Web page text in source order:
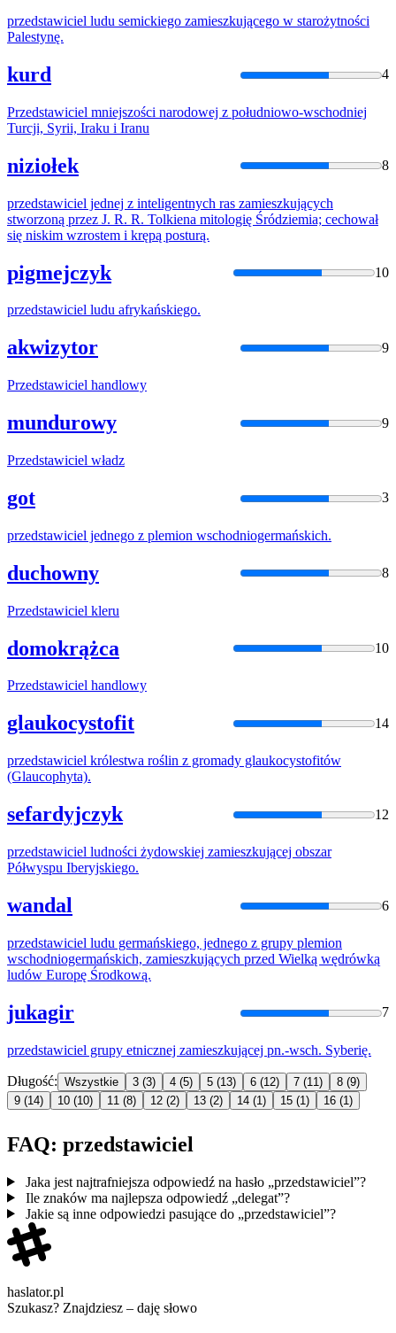
przedstawiciel ludu semickiego zamieszkującego w starożytności
Palestynę.
kurd 4
Przedstawiciel mniejszości narodowej z południowo-wschodniej
Turcji, Syrii, Iraku i Iranu
niziołek 8
przedstawiciel jednej z inteligentnych ras zamieszkujących
stworzoną przez J. R. R. Tolkiena mitologię Śródziemia; cechował
się niskim wzrostem i krępą posturą.
pigmejczyk 10
przedstawiciel ludu afrykańskiego.
akwizytor 9
Przedstawiciel handlowy
mundurowy 9
Przedstawiciel władz
got 3
przedstawiciel jednego z plemion wschodniogermańskich.
duchowny 8
Przedstawiciel kleru
domokrążca 10
Przedstawiciel handlowy
glaukocystofit 14
przedstawiciel królestwa roślin z gromady glaukocystofitów
(Glaucophyta).
sefardyjczyk 12
przedstawiciel ludności żydowskiej zamieszkującej obszar
Półwyspu Iberyjskiego.
wandal 6
przedstawiciel ludu germańskiego, jednego z grupy plemion
wschodniogermańskich, zamieszkujących przed Wielką wędrówką
ludów Europę Środkową.
jukagir 7
przedstawiciel grupy etnicznej zamieszkującej pn.-wsch. Syberię.
Długość: Wszystkie 3 (3) 4 (5) 5 (13) 6 (12) 7 (11) 8 (9)
9 (14) 10 (10) 11 (8) 12 (2) 13 (2) 14 (1) 15 (1) 16 (1)
FAQ: przedstawiciel
Jaka jest najtrafniejsza odpowiedź na hasło „przedstawiciel”?
Ile znaków ma najlepsza odpowiedź „delegat”?
Jakie są inne odpowiedzi pasujące do „przedstawiciel”?
haslator.pl
Szukasz? Znajdziesz – daję słowo